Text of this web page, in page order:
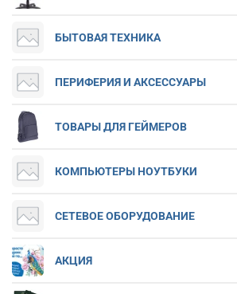
БЫТОВАЯ ТЕХНИКА
ПЕРИФЕРИЯ И АКСЕССУАРЫ
ТОВАРЫ ДЛЯ ГЕЙМЕРОВ
КОМПЬЮТЕРЫ НОУТБУКИ
СЕТЕВОЕ ОБОРУДОВАНИЕ
АКЦИЯ